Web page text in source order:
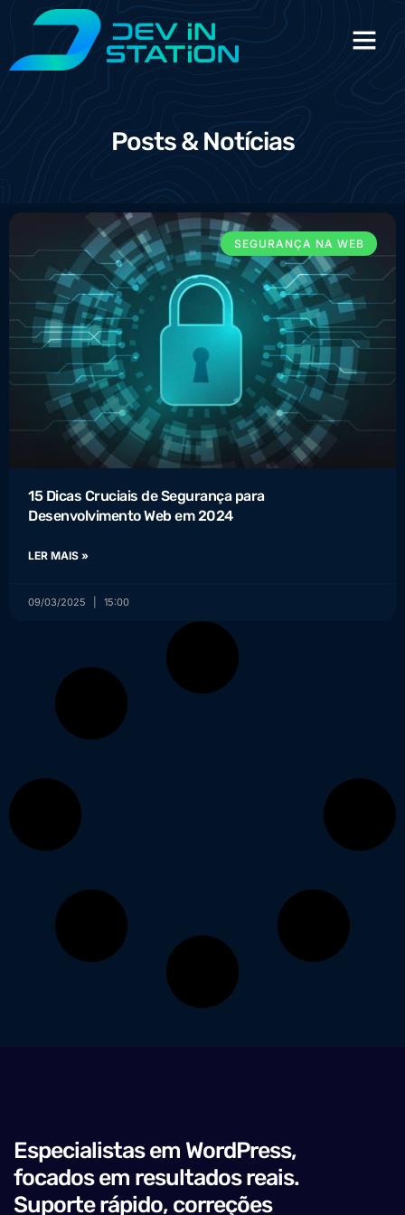
Posts & Notícias
SEGURANÇA NA WEB
15 Dicas Cruciais de Segurança para
Desenvolvimento Web em 2024
LER MAIS »
09/03/2025 15:00
Especialistas em WordPress,
focados em resultados reais.
Suporte rápido, correções